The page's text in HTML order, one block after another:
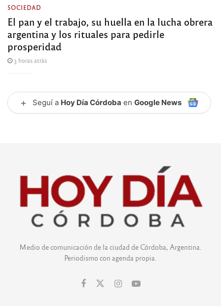
SOCIEDAD
El pan y el trabajo, su huella en la lucha obrera
argentina y los rituales para pedirle
prosperidad
3 horas atrás
+ Seguí a Hoy Día Córdoba en Google News
Medio de comunicación de la ciudad de Córdoba, Argentina.
Periodismo con agenda propia.